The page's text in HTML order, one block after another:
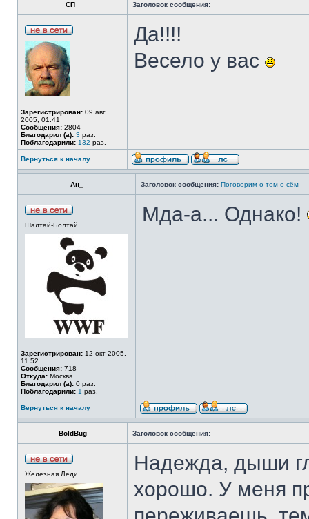
СП_ Заголовок сообщения:
Зарегистрирован: 09 авг
2005, 01:41
Сообщения: 2804
Благодарил (а): 3 раз.
Поблагодарили: 132 раз.
Да!!!!
Весело у вас
Вернуться к началу
Ан_ Заголовок сообщения: Поговорим о том о сём
Шалтай-Болтай
Зарегистрирован: 12 окт 2005,
11:52
Сообщения: 718
Откуда: Москва
Благодарил (а): 0 раз.
Поблагодарили: 1 раз.
Мда-а... Однако!
Вернуться к началу
BoldBug Заголовок сообщения:
Железная Леди
Надежда, дыши
хорошо. У меня